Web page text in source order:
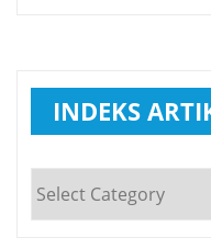
INDEKS
INDEKS